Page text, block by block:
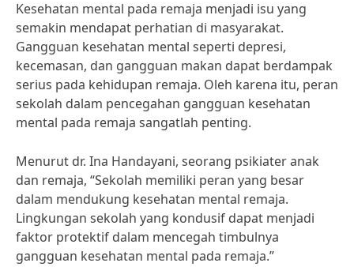
Kesehatan mental pada remaja menjadi isu yang
semakin mendapat perhatian di masyarakat.
Gangguan kesehatan mental seperti depresi,
kecemasan, dan gangguan makan dapat berdampak
serius pada kehidupan remaja. Oleh karena itu, peran
sekolah dalam pencegahan gangguan kesehatan
mental pada remaja sangatlah penting.
Menurut dr. Ina Handayani, seorang psikiater anak
dan remaja, “Sekolah memiliki peran yang besar
dalam mendukung kesehatan mental remaja.
Lingkungan sekolah yang kondusif dapat menjadi
faktor protektif dalam mencegah timbulnya
gangguan kesehatan mental pada remaja.”